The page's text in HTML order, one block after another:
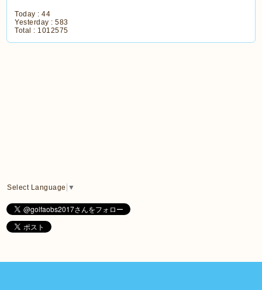
Today :44
Yesterday :583
Total : 1012575
Select Language ▼